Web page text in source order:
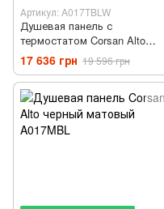
Артикул: A017TBLW
Душевая панель с
термостатом Corsan Alto
черный матовый A017TBLW с
изливом
17 636 грн 19 596 грн